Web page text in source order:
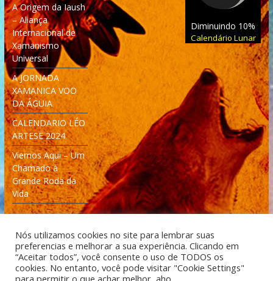
A Origem da Iaush
– Aliança
Internacional de
Xamanismo
Universal
A JORNADA
XAMANICA VOO
DA ÁGUIA
CALENDARIO LÉO
ARTESE 2024
Viemos Aqui – Um
Chamado à
Grande Roda da
Vida
Diminuindo 10%
Calendário Lunar
Desenvolvido: Moleculas4D - Engenharia Espacial e
Nós utilizamos cookies no site para lembrar suas
preferencias e melhorar a sua experiência. Clicando em
“Aceitar todos”, você consente o uso de TODOS os
cookies. No entanto, você pode visitar "Cookie Settings"
para permitir o que achar melhor, aho.